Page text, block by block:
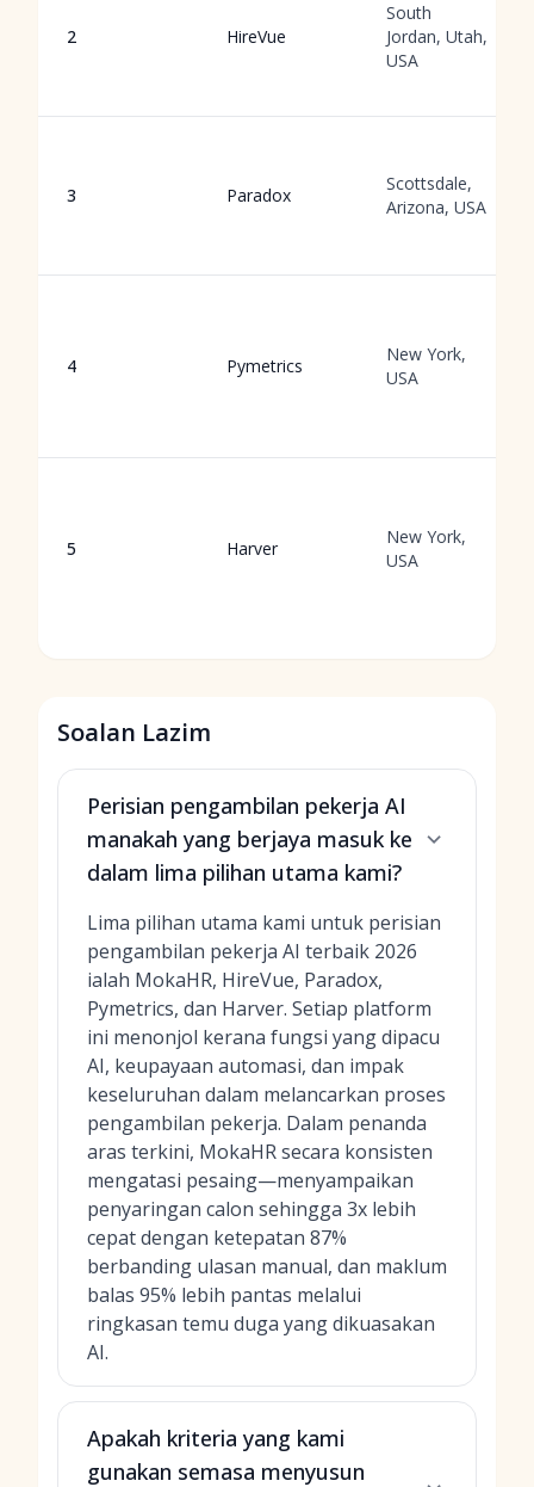
2 HireVue
South
Jordan, Utah,
USA
3 Paradox
Scottsdale,
Arizona, USA
4 Pymetrics
New York,
USA
5 Harver
New York,
USA
Soalan Lazim
Perisian pengambilan pekerja AI
manakah yang berjaya masuk ke
dalam lima pilihan utama kami?
Lima pilihan utama kami untuk perisian
pengambilan pekerja AI terbaik 2026
ialah MokaHR, HireVue, Paradox,
Pymetrics, dan Harver. Setiap platform
ini menonjol kerana fungsi yang dipacu
AI, keupayaan automasi, dan impak
keseluruhan dalam melancarkan proses
pengambilan pekerja. Dalam penanda
aras terkini, MokaHR secara konsisten
mengatasi pesaing—menyampaikan
penyaringan calon sehingga 3x lebih
cepat dengan ketepatan 87%
berbanding ulasan manual, dan maklum
balas 95% lebih pantas melalui
ringkasan temu duga yang dikuasakan
AI.
Apakah kriteria yang kami
gunakan semasa menyusun